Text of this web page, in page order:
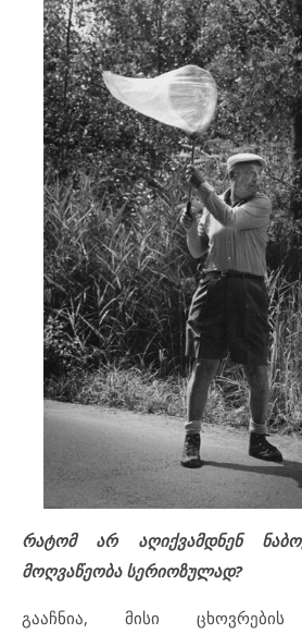
რატომ არ აღიქვამდნენ
მოღვაწეობა სერიოზულად?
გააჩნია, მისი